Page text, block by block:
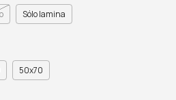
Sólo lamina
50x70